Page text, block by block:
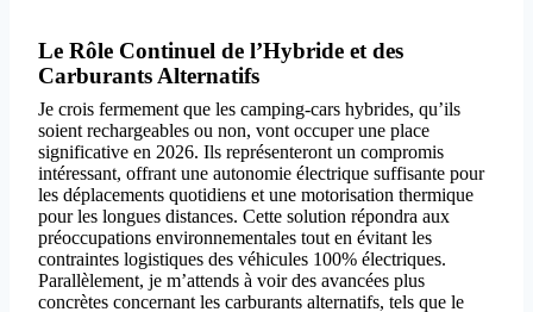
Le Rôle Continuel de l’Hybride et des
Carburants Alternatifs
Je crois fermement que les camping-cars hybrides, qu’ils
soient rechargeables ou non, vont occuper une place
significative en 2026. Ils représenteront un compromis
intéressant, offrant une autonomie électrique suffisante pour
les déplacements quotidiens et une motorisation thermique
pour les longues distances. Cette solution répondra aux
préoccupations environnementales tout en évitant les
contraintes logistiques des véhicules 100% électriques.
Parallèlement, je m’attends à voir des avancées plus
concrètes concernant les carburants alternatifs, tels que le